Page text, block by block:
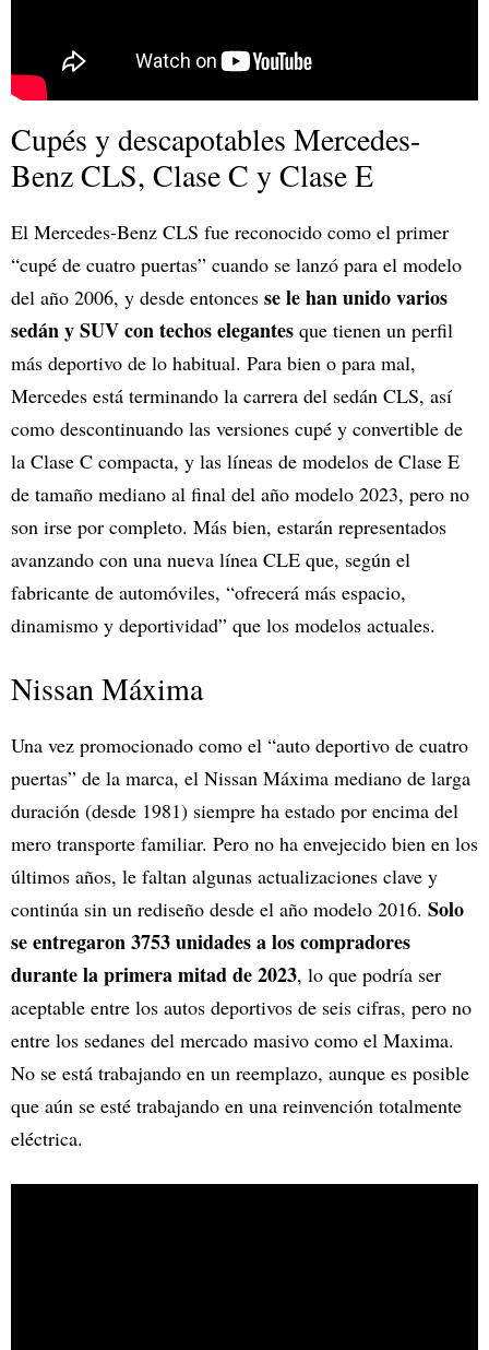
Cupés y descapotables Mercedes-
Benz CLS, Clase C y Clase E
El Mercedes-Benz CLS fue reconocido como el primer
“cupé de cuatro puertas” cuando se lanzó para el modelo
del año 2006, y desde entonces se le han unido varios
sedán y SUV con techos elegantes que tienen un perfil
más deportivo de lo habitual. Para bien o para mal,
Mercedes está terminando la carrera del sedán CLS, así
como descontinuando las versiones cupé y convertible de
la Clase C compacta, y las líneas de modelos de Clase E
de tamaño mediano al final del año modelo 2023, pero no
son irse por completo. Más bien, estarán representados
avanzando con una nueva línea CLE que, según el
fabricante de automóviles, “ofrecerá más espacio,
dinamismo y deportividad” que los modelos actuales.
Nissan Máxima
Una vez promocionado como el “auto deportivo de cuatro
puertas” de la marca, el Nissan Máxima mediano de larga
duración (desde 1981) siempre ha estado por encima del
mero transporte familiar. Pero no ha envejecido bien en los
últimos años, le faltan algunas actualizaciones clave y
continúa sin un rediseño desde el año modelo 2016. Solo
se entregaron 3753 unidades a los compradores
durante la primera mitad de 2023, lo que podría ser
aceptable entre los autos deportivos de seis cifras, pero no
entre los sedanes del mercado masivo como el Maxima.
No se está trabajando en un reemplazo, aunque es posible
que aún se esté trabajando en una reinvención totalmente
eléctrica.